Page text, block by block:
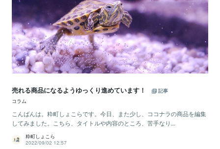
売れる商品になるようゆっくり進めています！
記事
コラム
こんばんは。粋町しょこらです。今日、また少し、ココナラの商品を編集
してみました。こちら、タイトルや内容のところ、苦手なり...
粋町しょこら
2022/09/02 12:57